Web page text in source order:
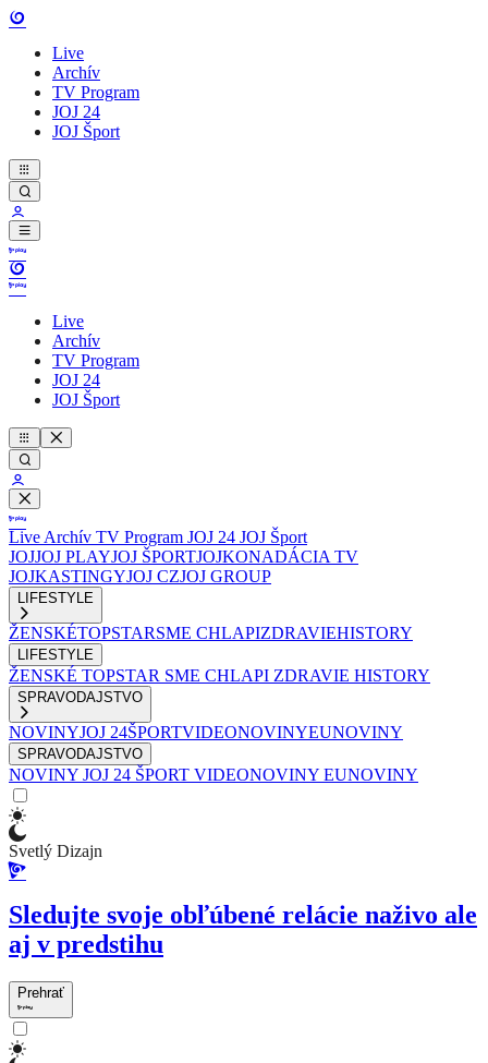
Live
Archív
TV Program
JOJ 24
JOJ Šport
Live
Archív
TV Program
JOJ 24
JOJ Šport
Live Archív TV Program JOJ 24 JOJ Šport
JOJJOJ PLAYJOJ ŠPORTJOJKONADÁCIA TV
JOJKASTINGYJOJ CZJOJ GROUP
LIFESTYLE
ŽENSKÉTOPSTARSME CHLAPIZDRAVIEHISTORY
LIFESTYLE
ŽENSKÉ TOPSTAR SME CHLAPI ZDRAVIE HISTORY
SPRAVODAJSTVO
NOVINYJOJ 24ŠPORTVIDEONOVINYEUNOVINY
SPRAVODAJSTVO
NOVINY JOJ 24 ŠPORT VIDEONOVINY EUNOVINY
Svetlý Dizajn
Sledujte svoje obľúbené relácie naživo ale
aj v predstihu
Prehrať